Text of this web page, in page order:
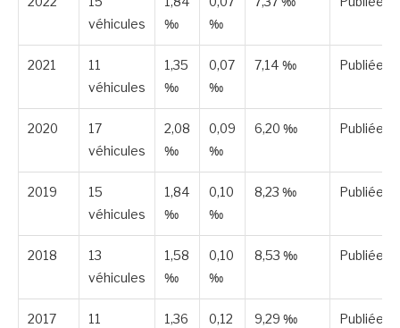
véhicules
‰
‰
2021
11
véhicules
1,35
‰
0,07
‰
7,14 ‰ Publiée
2020
17
véhicules
2,08
‰
0,09
‰
6,20 ‰ Publiée
2019
15
véhicules
1,84
‰
0,10
‰
8,23 ‰ Publiée
2018
13
véhicules
1,58
‰
0,10
‰
8,53 ‰ Publiée
2017
11
1,36
0,12
9,29 ‰ Publiée